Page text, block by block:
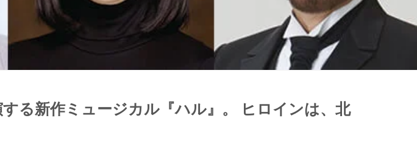
る新作ミュージカル『ハル』。 ヒロインは、北